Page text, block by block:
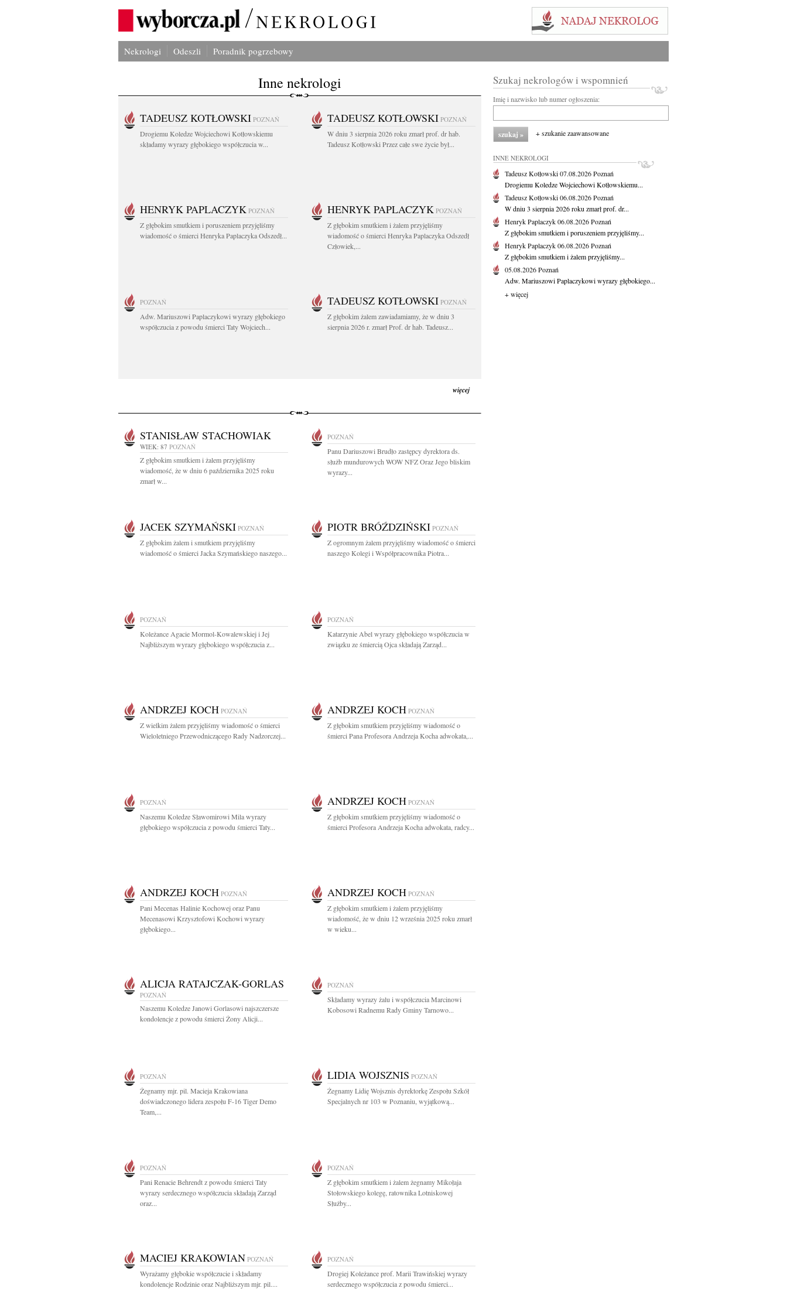
Nekrologi Odeszli Poradnik pogrzebowy
Inne nekrologi
TADEUSZ KOTŁOWSKI POZNAŃ
Drogiemu Koledze Wojciechowi Kotłowskiemu
składamy wyrazy głębokiego współczucia w...
TADEUSZ KOTŁOWSKI POZNAŃ
W dniu 3 sierpnia 2026 roku zmarł prof. dr hab.
Tadeusz Kotłowski Przez całe swe życie był...
HENRYK PAPLACZYK POZNAŃ
Z głębokim smutkiem i poruszeniem przyjęliśmy
wiadomość o śmierci Henryka Paplaczyka Odszedł...
HENRYK PAPLACZYK POZNAŃ
Z głębokim smutkiem i żalem przyjęliśmy
wiadomość o śmierci Henryka Paplaczyka Odszedł
Człowiek,...
POZNAŃ
Adw. Mariuszowi Paplaczykowi wyrazy głębokiego
współczucia z powodu śmierci Taty Wojciech...
TADEUSZ KOTŁOWSKI POZNAŃ
Z głębokim żalem zawiadamiamy, że w dniu 3
sierpnia 2026 r. zmarł Prof. dr hab. Tadeusz...
więcej
STANISŁAW STACHOWIAK
WIEK: 87 POZNAŃ
Z głębokim smutkiem i żalem przyjęliśmy
wiadomość, że w dniu 6 października 2025 roku
zmarł w...
POZNAŃ
Panu Dariuszowi Brudło zastępcy dyrektora ds.
służb mundurowych WOW NFZ Oraz Jego bliskim
wyrazy...
JACEK SZYMAŃSKI POZNAŃ
Z głębokim żalem i smutkiem przyjęliśmy
wiadomość o śmierci Jacka Szymańskiego naszego...
PIOTR BRÓŹDZIŃSKI POZNAŃ
Z ogromnym żalem przyjęliśmy wiadomość o śmierci
naszego Kolegi i Współpracownika Piotra...
POZNAŃ
Koleżance Agacie Mormol-Kowalewskiej i Jej
Najbliższym wyrazy głębokiego współczucia z...
POZNAŃ
Katarzynie Abel wyrazy głębokiego współczucia w
związku ze śmiercią Ojca składają Zarząd...
ANDRZEJ KOCH POZNAŃ
Z wielkim żalem przyjęliśmy wiadomość o śmierci
Wieloletniego Przewodniczącego Rady Nadzorczej...
ANDRZEJ KOCH POZNAŃ
Z głębokim smutkiem przyjęliśmy wiadomość o
śmierci Pana Profesora Andrzeja Kocha adwokata,...
POZNAŃ
Naszemu Koledze Sławomirowi Mila wyrazy
głębokiego współczucia z powodu śmierci Taty...
ANDRZEJ KOCH POZNAŃ
Z głębokim smutkiem przyjęliśmy wiadomość o
śmierci Profesora Andrzeja Kocha adwokata, radcy...
ANDRZEJ KOCH POZNAŃ
Pani Mecenas Halinie Kochowej oraz Panu
Mecenasowi Krzysztofowi Kochowi wyrazy
głębokiego...
ANDRZEJ KOCH POZNAŃ
Z głębokim smutkiem i żalem przyjęliśmy
wiadomość, że w dniu 12 września 2025 roku zmarł
w wieku...
ALICJA RATAJCZAK-GORLAS
POZNAŃ
Naszemu Koledze Janowi Gorlasowi najszczersze
kondolencje z powodu śmierci Żony Alicji...
POZNAŃ
Składamy wyrazy żalu i współczucia Marcinowi
Kobosowi Radnemu Rady Gminy Tarnowo...
POZNAŃ
Żegnamy mjr. pil. Macieja Krakowiana
doświadczonego lidera zespołu F-16 Tiger Demo
Team,...
LIDIA WOJSZNIS POZNAŃ
Żegnamy Lidię Wojsznis dyrektorkę Zespołu Szkół
Specjalnych nr 103 w Poznaniu, wyjątkową...
POZNAŃ
Pani Renacie Behrendt z powodu śmierci Taty
wyrazy serdecznego współczucia składają Zarząd
oraz...
POZNAŃ
Z głębokim smutkiem i żalem żegnamy Mikołaja
Stołowskiego kolegę, ratownika Lotniskowej
Służby...
MACIEJ KRAKOWIAN POZNAŃ
Wyrażamy głębokie współczucie i składamy
kondolencje Rodzinie oraz Najbliższym mjr. pil....
POZNAŃ
Drogiej Koleżance prof. Marii Trawińskiej wyrazy
serdecznego współczucia z powodu śmierci...
Szukaj nekrologów i wspomnień
Imię i nazwisko lub numer ogłoszenia:
+ szukanie zaawansowane
INNE NEKROLOGI
Tadeusz Kotłowski07.08.2026Poznań
Drogiemu Koledze Wojciechowi Kotłowskiemu...
Tadeusz Kotłowski06.08.2026Poznań
W dniu 3 sierpnia 2026 roku zmarł prof. dr...
Henryk Paplaczyk06.08.2026Poznań
Z głębokim smutkiem i poruszeniem przyjęliśmy...
Henryk Paplaczyk06.08.2026Poznań
Z głębokim smutkiem i żalem przyjęliśmy...
05.08.2026Poznań
Adw. Mariuszowi Paplaczykowi wyrazy głębokiego...
+ więcej